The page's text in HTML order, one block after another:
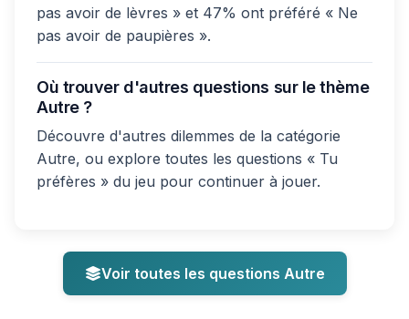
pas avoir de lèvres » et 47% ont préféré « Ne
pas avoir de paupières ».
Où trouver d'autres questions sur le thème
Autre ?
Découvre d'autres dilemmes de la catégorie
Autre, ou explore toutes les questions « Tu
préfères » du jeu pour continuer à jouer.
Voir toutes les questions Autre